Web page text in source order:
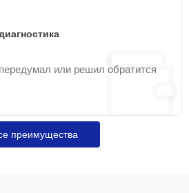
или решил обратится
преимущества